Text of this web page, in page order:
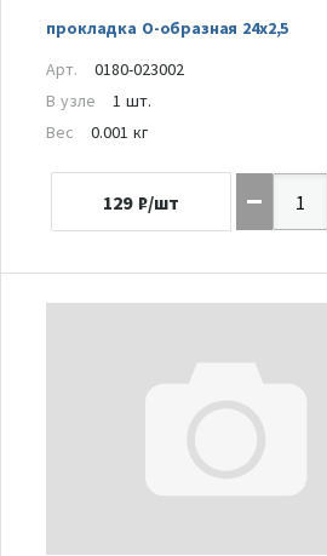
прокладка О-образная 24х2,5
Арт.
0180-023002
В узле
1 шт.
Вес
0.001 кг
129 ₽/шт